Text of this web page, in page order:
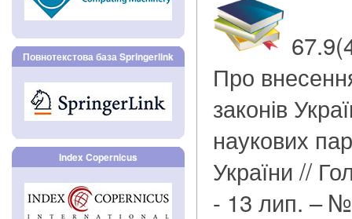
Повнотекстова база Springerlink
Index Copernicus
Про
законів
наукових
України //
- 13 лип. –